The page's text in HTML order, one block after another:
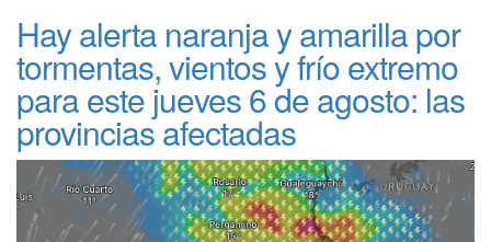
Hay alerta naranja y amarilla por
tormentas, vientos y frío extremo
para este jueves 6 de agosto: las
provincias afectadas